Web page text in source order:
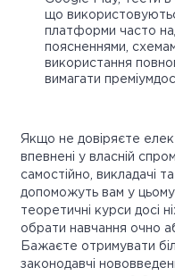
що
платформи часто
поясненнями,
використання
вимагати
Якщо не довіряєте
впевнені у власній
самостійно, викладачі
допоможуть вам у
теоретичні курси досі
обрати навчання очно
Бажаєте отримувати
законодавчі